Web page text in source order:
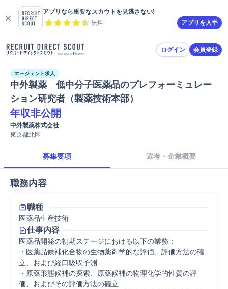
アプリなら重要なスカウトを見逃さない!
無料
アプリを入手
ログイン 会員登録
エージェント求人
中外製薬　低中分子医薬品のプレフォーミュレー
ション研究者（製薬技術本部）
年収非公開
中外製薬株式会社
東京都北区
募集要項 選考・企業概要
職務内容
職種
医薬品生産技術
仕事内容
医薬品開発の初期ステージにおける以下の業務：
・医薬品候補化合物の生物薬剤学的な評価、評価方法の確
立、および経口吸収予測
・原薬形態候補の探索、原薬候補の物理化学的性質の評
価、およびその評価方法の確立